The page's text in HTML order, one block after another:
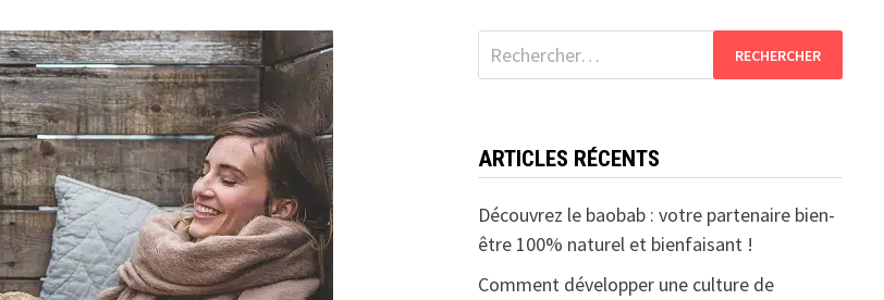
Rechercher :
ARTICLES RÉCENTS
Découvrez le baobab : votre partenaire bien-
être 100% naturel et bienfaisant !
Comment développer une culture de